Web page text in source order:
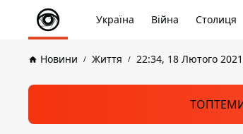
Україна Війна Столиця
Новини Життя 22:34, 18 Лютого 2021